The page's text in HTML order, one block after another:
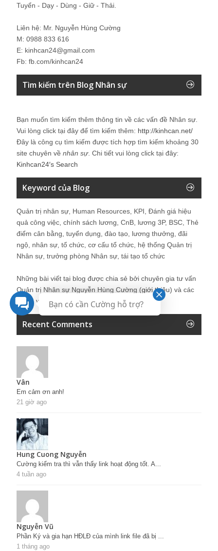
Tuyển - Dạy - Dùng - Giữ - Thải.
Liên hệ: Mr. Nguyễn Hùng Cường
M: 0988 833 616
E: kinhcan24@gmail.com
Fb: fb.com/kinhcan24
Tìm kiếm trên Blog Nhân sự
Bạn muốn tìm kiếm thêm thông tin về các vấn đề Nhân sự
Vui lòng click tại đây để tìm kiếm thêm: http://kinhcan.net/
Đây là công cụ tìm kiếm được tích hợp tìm kiếm khoảng 30
site chuyên về nhân sự. Chi tiết vui lòng click tại đây:
Kinhcan24′s Search
Keyword của Blog
Quản trị nhân sự, Human Resources, KPI, Đánh giá hiệu
quả công việc, chính sách lương, CnB, lương 3P, BSC, Thẻ
điểm cân bằng, tuyển dụng, đào tạo, lương thưởng, đãi
ngộ, nhân sự, tổ chức, cơ cấu tổ chức, hệ thống Quản trị
Nhân sự, trưởng phòng Nhân sự, tái tạo tổ chức
Những bài viết tại blog được chia sẻ bởi chuyên gia tư vấn
Quản trị Nhân sự Nguyễn Hùng Cường (giới thiệu) và các
thành viên khác trong cộng đồng Nhân sự.
Recent Comments
Vân
Em cảm ơn anh!
21 giờ ago
Hung Cuong Nguyễn
Cường kiểm tra thì vẫn thấy link hoạt động tốt. A...
4 tuần ago
Nguyễn Vũ
Phần Ký và gia hạn HĐLĐ của mình link file đã bị ...
1 tháng ago
Bạn có cần Cường hỗ trợ?